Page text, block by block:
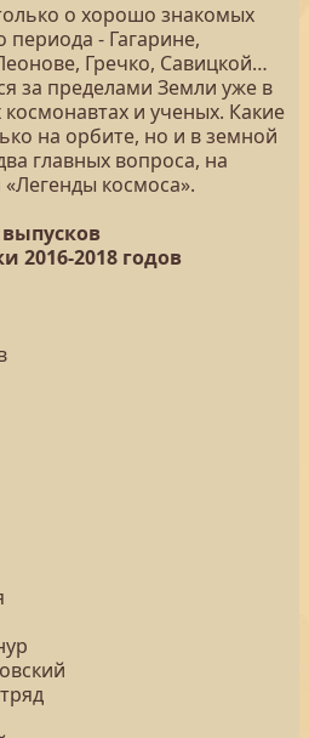
о хорошо знакомых
периода - Гагарине,
Гречко, Савицкой…
за пределами Земли уже в
космонавтах и ученых. Какие
на орбите, но и в земной
главных вопроса, на
космоса».
выпусков
2016-2018 годов